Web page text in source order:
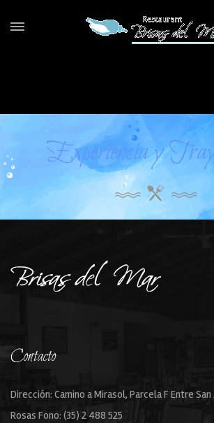
Experiencia y
Contacto
Dirección: Camino a Mirasol, Parcela F Entre
Rosas Fono: (35) 2 488 525